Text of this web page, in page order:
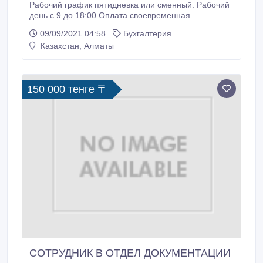
Рабочий график пятидневка или сменный. Рабочий
день с 9 до 18:00 Оплата своевременная.
трудоустройство. Рассмотрим без опыта!
Несерьезных просьба не беспокоить! Пожалуйста
09/09/2021 04:58
Бухгалтерия
Казахстан, Алматы
150 000 тенге 〒
СОТРУДНИК В ОТДЕЛ ДОКУМЕНТАЦИИ